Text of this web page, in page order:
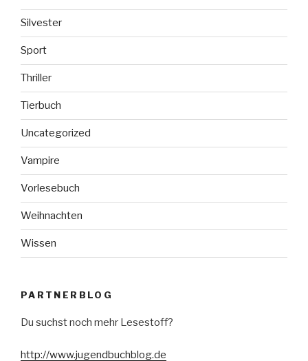
Silvester
Sport
Thriller
Tierbuch
Uncategorized
Vampire
Vorlesebuch
Weihnachten
Wissen
PARTNERBLOG
Du suchst noch mehr Lesestoff?
http://www.jugendbuchblog.de